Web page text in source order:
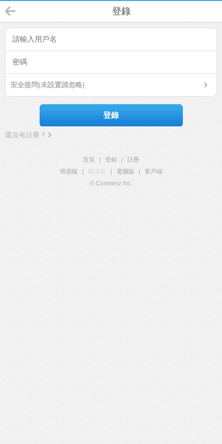
登錄
安全提問(未設置請忽略)
登錄
還沒有註冊？
首頁 登錄
註冊
簡易版
觸屏版 電腦版
客戶端
© Comsenz Inc.